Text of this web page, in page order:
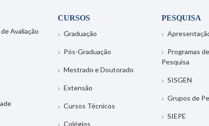
Avaliação
CURSOS
Graduação
Pós-Graduação
Mestrado e Doutorado
Extensão
Cursos Técnicos
Colégios
PESQUISA
Programas
Pesquisa
SISGEN
Grupos de
SIEPE